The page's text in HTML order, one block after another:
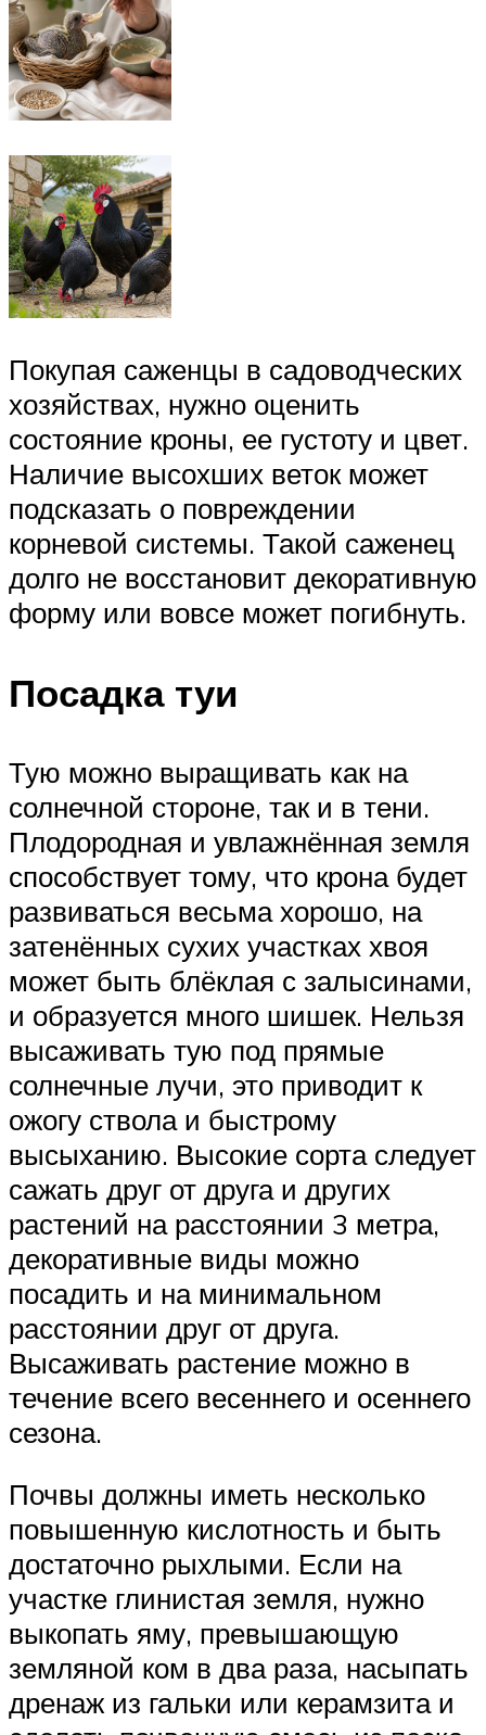
Покупая саженцы в садоводческих
хозяйствах, нужно оценить
состояние кроны, ее густоту и цвет.
Наличие высохших веток может
подсказать о повреждении
корневой системы. Такой саженец
долго не восстановит декоративную
форму или вовсе может погибнуть.
Посадка туи
Тую можно выращивать как на
солнечной стороне, так и в тени.
Плодородная и увлажнённая земля
способствует тому, что крона будет
развиваться весьма хорошо, на
затенённых сухих участках хвоя
может быть блёклая с залысинами,
и образуется много шишек. Нельзя
высаживать тую под прямые
солнечные лучи, это приводит к
ожогу ствола и быстрому
высыханию. Высокие сорта следует
сажать друг от друга и других
растений на расстоянии 3 метра,
декоративные виды можно
посадить и на минимальном
расстоянии друг от друга.
Высаживать растение можно в
течение всего весеннего и осеннего
сезона.
Почвы должны иметь несколько
повышенную кислотность и быть
достаточно рыхлыми. Если на
участке глинистая земля, нужно
выкопать яму, превышающую
земляной ком в два раза, насыпать
дренаж из гальки или керамзита и